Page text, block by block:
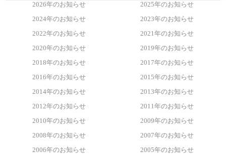
2026年のお知らせ 2025年のお知らせ
2024年のお知らせ 2023年のお知らせ
2022年のお知らせ 2021年のお知らせ
2020年のお知らせ 2019年のお知らせ
2018年のお知らせ 2017年のお知らせ
2016年のお知らせ 2015年のお知らせ
2014年のお知らせ 2013年のお知らせ
2012年のお知らせ 2011年のお知らせ
2010年のお知らせ 2009年のお知らせ
2008年のお知らせ 2007年のお知らせ
2006年のお知らせ 2005年のお知らせ